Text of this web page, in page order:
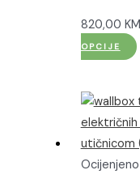
820,00 KM
OPCIJE
Ocijenjeno